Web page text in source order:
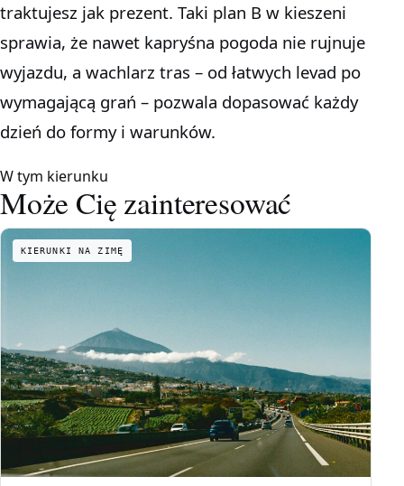
traktujesz jak prezent. Taki plan B w kieszeni
sprawia, że nawet kapryśna pogoda nie rujnuje
wyjazdu, a wachlarz tras – od łatwych levad po
wymagającą grań – pozwala dopasować każdy
dzień do formy i warunków.
W tym kierunku
Może Cię zainteresować
KIERUNKI NA ZIMĘ